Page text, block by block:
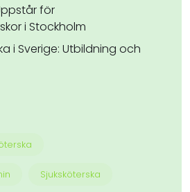
för
i Stockholm
i Sverige: Utbildning och
Sjuksköterska